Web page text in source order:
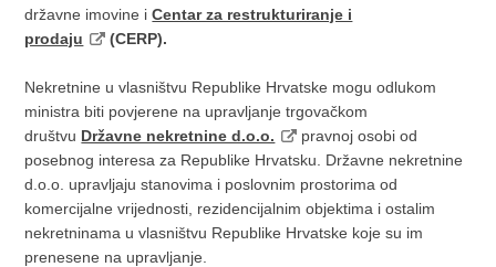
državne imovine iCentar za restrukturiranje i
prodaju
(CERP).
Nekretnine u vlasništvu Republike Hrvatske mogu odlukom
ministra biti povjerene na upravljanje trgovačkom
društvu Državne nekretnine d.o.o.
pravnoj osobi od
posebnog interesa za Republike Hrvatsku. Državne nekretnine
d.o.o. upravljaju stanovima i poslovnim prostorima od
komercijalne vrijednosti, rezidencijalnim objektima i ostalim
nekretninama u vlasništvu Republike Hrvatske koje su im
prenesene na upravljanje.